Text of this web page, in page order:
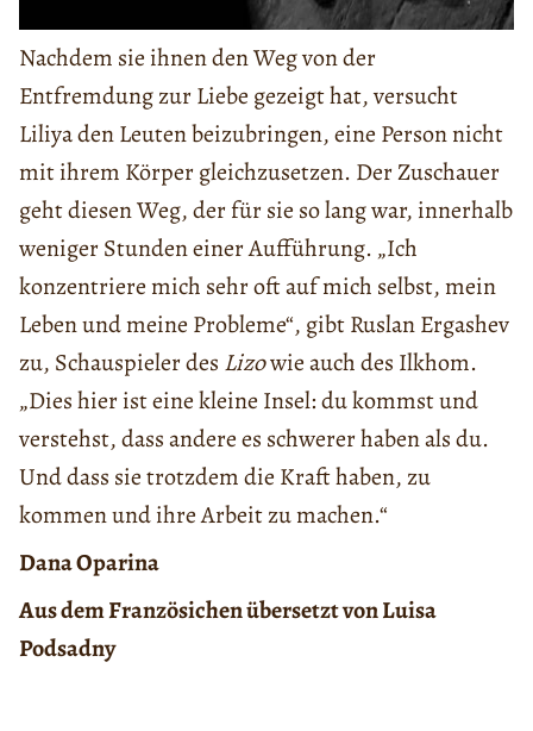
Nachdem sie ihnen den Weg von der
Entfremdung zur Liebe gezeigt hat, versucht
Liliya den Leuten beizubringen, eine Person nicht
mit ihrem Körper gleichzusetzen. Der Zuschauer
geht diesen Weg, der für sie so lang war, innerhalb
weniger Stunden einer Aufführung. „Ich
konzentriere mich sehr oft auf mich selbst, mein
Leben und meine Probleme“, gibt Ruslan Ergashev
zu, Schauspieler des Lizowie auch des Ilkhom.
„Dies hier ist eine kleine Insel: du kommst und
verstehst, dass andere es schwerer haben als du.
Und dass sie trotzdem die Kraft haben, zu
kommen und ihre Arbeit zu machen.“
Dana Oparina
Aus dem Französichen übersetzt von Luisa
Podsadny